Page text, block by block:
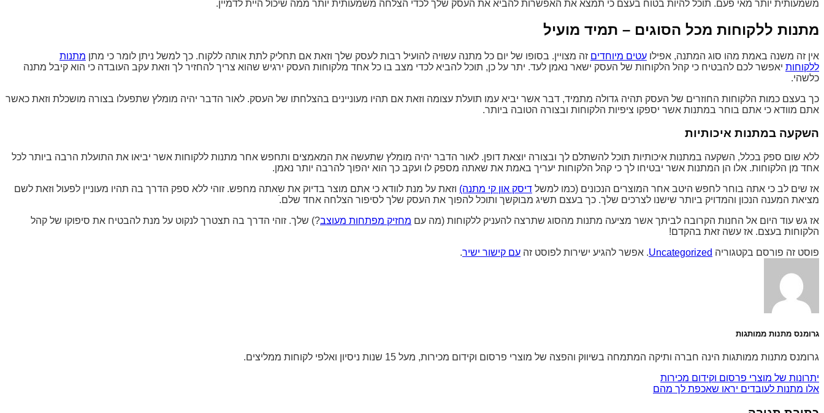
משמעותית יותר מאי פעם. תוכל להיות בטוח בעצם כי תמצא את האפשרות להביא את העסק שלך לכדי הצלחה משמעותית יותר ממה שיכול היית לדמיין.
מתנות ללקוחות מכל הסוגים – תמיד מועיל
אין זה משנה באמת מהו סוג המתנה, אפילו עטים מיוחדים זה מצויין. בסופו של יום כל מתנה עשויה להועיל רבות לעסק שלך וזאת אם תחליק לתת אותה ללקוח. כך למשל ניתן לומר כי מתן מתנות
ללקוחות יאפשר לכם להבטיח כי קהל הלקוחות של העסק ישאר נאמן לעד. יתר על כן, תוכל להביא לכדי מצב בו כל אחד מלקוחות העסק ירגיש שהוא צריך להחזיר לך וזאת עקב העובדה כי הוא קיבל מתנה
כלשהי.
כך בעצם כמות הלקוחות החוזרים של העסק תהיה גדולה מתמיד, דבר אשר יביא עמו תועלת עצומה וזאת אם תהיו מעוניינים בהצלחתו של העסק. לאור הדבר יהיה מומלץ שתפעלו בצורה מושכלת וזאת כאשר
אתם מוודא כי אתם בוחר במתנות אשר יספקו ציפיות הלקוחות ובצורה הטובה ביותר.
השקעה במתנות איכותיות
ללא שום ספק בכלל, השקעה במתנות איכותיות תוכל להשתלם לך ובצורה יוצאת דופן. לאור הדבר יהיה מומלץ שתעשה את המאמצים ותחפש אחר מתנות ללקוחות אשר יביאו את התועלת הרבה ביותר לכל
אחד מן הלקוחות. אלו הן המתנות אשר יבטיחו לך כי קהל הלקוחות יעריך באמת את שאתה מספק לו ועקב כך הוא יהפוך להרבה יותר נאמן.
אז שים לב כי אתה בוחר לחפש היטב אחר המוצרים הנכונים (כמו למשל דיסק און קי מתנה) וזאת על מנת לוודא כי אתם מוצר בדיוק את שאתה מחפש. זוהי ללא ספק הדרך בה תהיו מעוניין לפעול וזאת לשם
מציאת המענה הנכון והמדויק ביותר שישנו לצרכים שלך. כך בעצם תשיג מבוקשך ותוכל להפוך את העסק שלך לסיפור הצלחה אחד שלם.ֿ
אז גש עוד היום אל החנות הקרובה לביתך אשר מציעה מתנות מהסוג שתרצה להעניק ללקוחות (מה עם מחזיק מפתחות מעוצב?) שלך. זוהי הדרך בה תצטרך לנקוט על מנת להבטיח את סיפוקו של קהל
הלקוחות בעצם. אז עשה זאת בהקדם!
פוסט זה פורסם בקטגוריה Uncategorized. אפשר להגיע ישירות לפוסט זה עם קישור ישיר.
גרומנס מתנות ממותגות
גרומנס מתנות ממותגות הינה חברה ותיקה המתמחה בשיווק והפצה של מוצרי פרסום וקידום מכירות, מעל 15 שנות ניסיון ואלפי לקוחות ממליצים.
יתרונות של מוצרי פרסום וקידום מכירות
אלו מתנות לעובדים יראו שאכפת לך מהם